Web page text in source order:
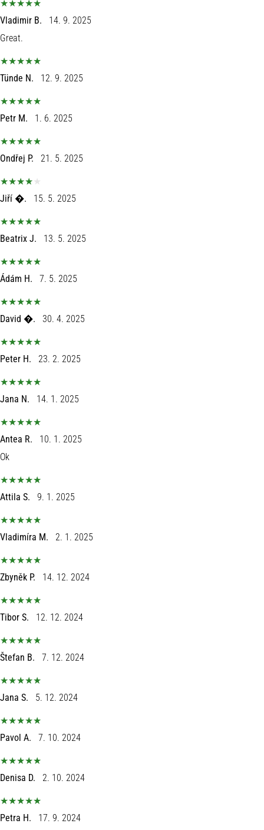
ženski
EURO
2025
službenim
dresovima
i
kopačkama
adidas
Budi
dio
svake
utakmice,
članke
Vladimir B.
14. 9. 2025
Great.
Tünde N. 12. 9. 2025
Petr M. 1. 6. 2025
Ondřej P. 21. 5. 2025
Jiří �. 15. 5. 2025
Beatrix J. 13. 5. 2025
Ádám H. 7. 5. 2025
David �. 30. 4. 2025
Peter H. 23. 2. 2025
Jana N. 14. 1. 2025
Antea R.
10. 1. 2025
Ok
Attila S. 9. 1. 2025
Vladimíra M. 2. 1. 2025
Zbyněk P. 14. 12. 2024
Tibor S. 12. 12. 2024
Štefan B. 7. 12. 2024
Jana S. 5. 12. 2024
Pavol A. 7. 10. 2024
Denisa D. 2. 10. 2024
Petra H. 17. 9. 2024